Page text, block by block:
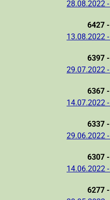
28.08.2022
6427
13.08.2022
6397
29.07.2022
6367
14.07.2022
6337
29.06.2022
6307
14.06.2022
6277